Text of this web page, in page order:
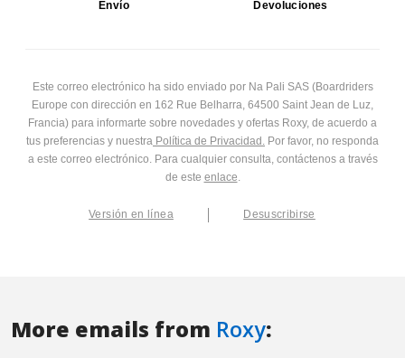
More emails from Roxy: